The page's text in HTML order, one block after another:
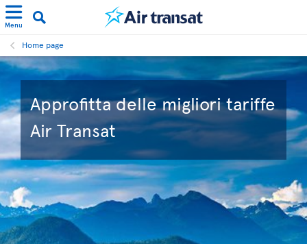
Menu
Home page
Approfitta delle migliori tariffe
Air Transat